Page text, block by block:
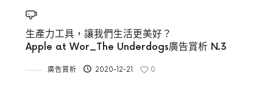
生產力工具，讓我們生活更美好？
Apple at Wor_The Underdogs廣告賞析 N.3
廣告賞析 2020-12-21 0